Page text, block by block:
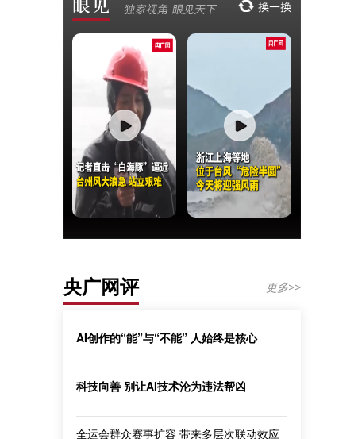
央广网评 更多>>
AI创作的“能”与“不能” 人始终是核心
科技向善 别让AI技术沦为违法帮凶
全运会群众赛事扩容 带来多层次联动效应